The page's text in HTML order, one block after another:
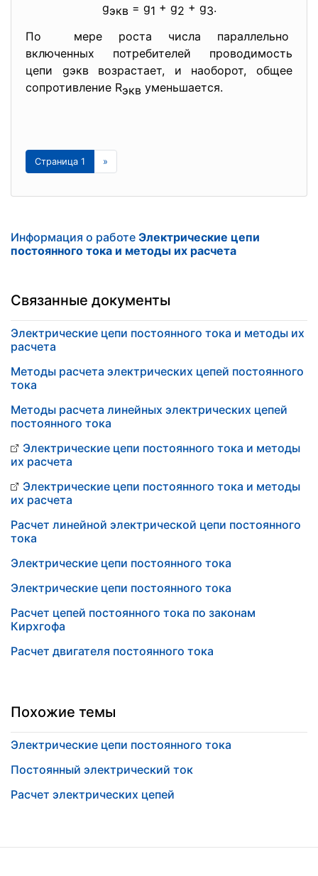
gэкв = g1 + g2 + g3.
По мере роста числа параллельно
включенных потребителей проводимость
цепи gэкв возрастает, и наоборот, общее
сопротивление Rэкв уменьшается.
Страница 1 »
Информация о работе Электрические цепи
постоянного тока и методы их расчета
Связанные документы
Электрические цепи постоянного тока и методы их
расчета
Методы расчета электрических цепей постоянного
тока
Методы расчета линейных электрических цепей
постоянного тока
Электрические цепи постоянного тока и методы
их расчета
Электрические цепи постоянного тока и методы
их расчета
Расчет линейной электрической цепи постоянного
тока
Электрические цепи постоянного тока
Электрические цепи постоянного тока
Расчет цепей постоянного тока по законам
Кирхгофа
Расчет двигателя постоянного тока
Похожие темы
Электрические цепи постоянного тока
Постоянный электрический ток
Расчет электрических цепей